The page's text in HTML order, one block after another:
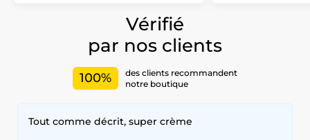
Vérifié
par nos clients
100%
des clients recommandent
notre boutique
Tout comme décrit, super crème